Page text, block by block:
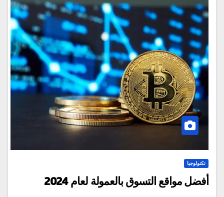
تكنولوجيا
أفضل مواقع التسوق بالعمولة لعام 2024